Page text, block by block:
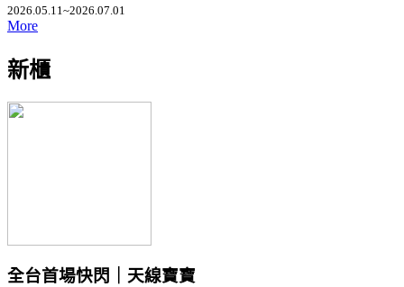
2026.05.11~2026.07.01
More
新櫃
全台首場快閃｜天線寶寶